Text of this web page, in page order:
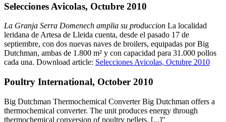
Selecciones Avicolas, Octubre 2010
La Granja Serra Domenech amplia su produccion La localidad
leridana de Artesa de Lleida cuenta, desde el pasado 17 de
septiembre, con dos nuevas naves de broilers, equipadas por Big
Dutchman, ambas de 1.800 m² y con capacidad para 31.000 pollos
cada una. Download article: Selecciones Avicolas, Octubre 2010
Poultry International, October 2010
Big Dutchman Thermochemical Converter Big Dutchman offers a
thermochemical converter. The unit produces energy through
thermochemical conversion of poultry pellets. [...]"